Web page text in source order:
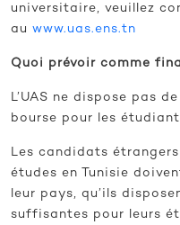
universitaire, veuillez
au www.uas.ens.tn
Quoi prévoir comme
L’UAS ne dispose pas
bourse pour les
Les candidats
études en Tunisie
leur pays, qu’ils
suffisantes pour leurs